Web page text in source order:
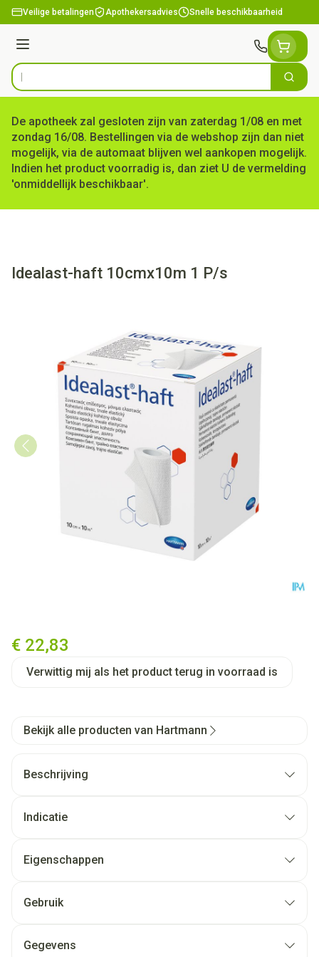
Ga naar de inhoud
Veilige betalingen Apothekersadvies Snelle beschikbaarheid
Menu
Product, merk, categorie... Zoek
De apotheek zal gesloten zijn van zaterdag 1/08 en met
zondag 16/08. Bestellingen via de webshop zijn dan niet
mogelijk, via de automaat blijven wel aankopen mogelijk.
Indien het product voorradig is, dan ziet U de vermelding
'onmiddellijk beschikbaar'.
Idealast-haft 10cmx10m 1 P/s
€ 22,83
Verwittig mij als het product terug in voorraad is
Bekijk alle producten van Hartmann
Beschrijving
Indicatie
Eigenschappen
Gebruik
Gegevens